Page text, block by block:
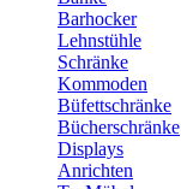
Barhocker
Lehnstühle
Schränke
Kommoden
Büfettschränke
Bücherschränke
Displays
Anrichten